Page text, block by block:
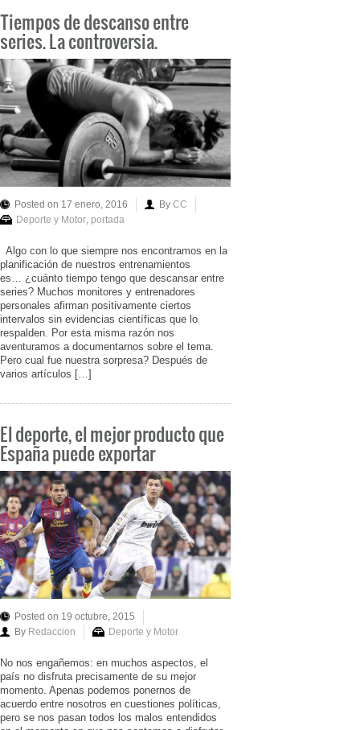
Tiempos de descanso entre
series. La controversia.
Posted on 17 enero, 2016 By CC
Deporte y Motor, portada
Algo con lo que siempre nos encontramos en la
planificación de nuestros entrenamientos
es… ¿cuánto tiempo tengo que descansar entre
series? Muchos monitores y entrenadores
personales afirman positivamente ciertos
intervalos sin evidencias científicas que lo
respalden. Por esta misma razón nos
aventuramos a documentarnos sobre el tema.
Pero cual fue nuestra sorpresa? Después de
varios artículos […]
El deporte, el mejor producto que
España puede exportar
Posted on 19 octubre, 2015
By Redaccion Deporte y Motor
No nos engañemos: en muchos aspectos, el
país no disfruta precisamente de su mejor
momento. Apenas podemos ponernos de
acuerdo entre nosotros en cuestiones políticas,
pero se nos pasan todos los malos entendidos